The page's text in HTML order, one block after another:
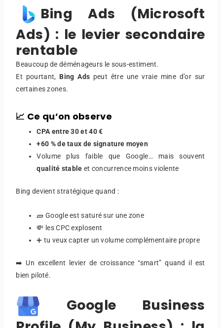
Bing Ads (Microsoft
Ads) : le levier secondaire
rentable
Beaucoup de déménageurs le sous-estiment.
Et pourtant, Bing Ads peut être une vraie mine d’or sur
certaines zones.
📈 Ce qu’on observe
CPA entre 30 et 40 €
+60 % de taux de signature moyen
Volume plus faible que Google… mais souvent
qualité stable et concurrence moins violente
Bing devient stratégique quand :
🧱 Google est saturé sur une zone
💸 les CPC explosent
➕ tu veux capter un volume complémentaire propre
➡️ Un excellent levier de croissance “smart” quand il est
bien piloté.
Google Business